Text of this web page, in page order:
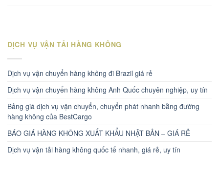
DỊCH VỤ VẬN TẢI HÀNG KHÔNG
Dịch vụ vận chuyển hàng không đi Brazil giá rẻ
Dịch vụ vận chuyển hàng không Anh Quốc chuyên nghiệp, uy tín
Bảng giá dịch vụ vận chuyển, chuyển phát nhanh bằng đường
hàng không của BestCargo
BÁO GIÁ HÀNG KHÔNG XUẤT KHẨU NHẬT BẢN – GIÁ RẺ
Dịch vụ vận tải hàng không quốc tế nhanh, giá rẻ, uy tín